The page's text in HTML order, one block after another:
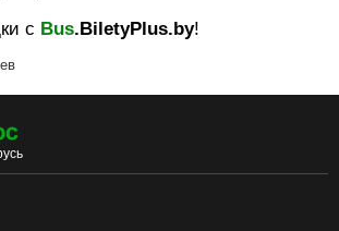
с Bus.BiletyPlus.by!